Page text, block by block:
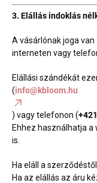
3. Elállás indoklás
A vásárlónak joga van
interneten vagy
Elállási szándékát
(info@kbloom.hu
) vagy telefonon (
Ehhez használhatja
is.
Ha eláll a
Ha az elállás az áru